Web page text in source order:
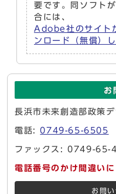
要です。同ソフト
合には、
Adobe社のサイ
ンロード（無償）
お
長浜市未来創造部政策
電話:0749-65-6505
ファックス: 0749-65-
電話番号のかけ間違いに
お問